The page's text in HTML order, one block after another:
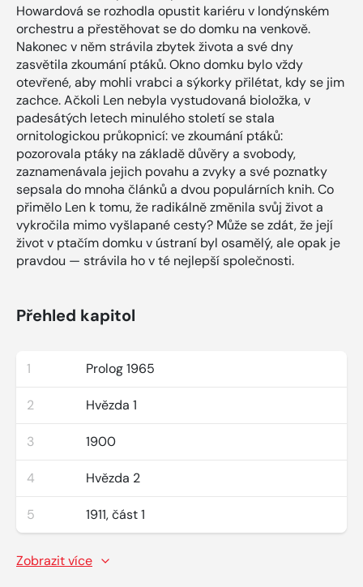
Howardová se rozhodla opustit kariéru v londýnském
orchestru a přestěhovat se do domku na venkově.
Nakonec v něm strávila zbytek života a své dny
zasvětila zkoumání ptáků. Okno domku bylo vždy
otevřené, aby mohli vrabci a sýkorky přilétat, kdy se jim
zachce. Ačkoli Len nebyla vystudovaná bioložka, v
padesátých letech minulého století se stala
ornitologickou průkopnicí: ve zkoumání ptáků:
pozorovala ptáky na základě důvěry a svobody,
zaznamenávala jejich povahu a zvyky a své poznatky
sepsala do mnoha článků a dvou populárních knih. Co
přimělo Len k tomu, že radikálně změnila svůj život a
vykročila mimo vyšlapané cesty? Může se zdát, že její
život v ptačím domku v ústraní byl osamělý, ale opak je
pravdou — strávila ho v té nejlepší společnosti.
Přehled kapitol
1 Prolog 1965
2 Hvězda 1
3 1900
4 Hvězda 2
5 1911, část 1
Zobrazit více